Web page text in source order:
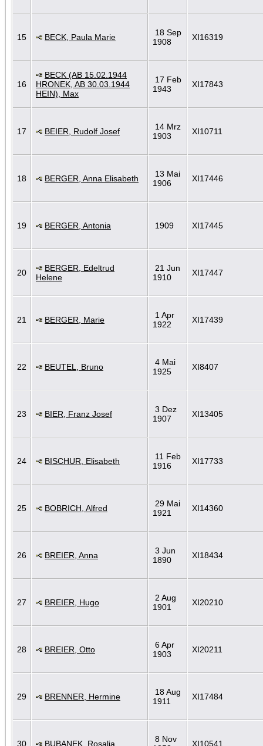
15 BECK, Paula Marie
18 Sep
1908
XI16319
16
BECK (AB 15.02.1944
HRONEK, AB 30.03.1944
HEIN), Max
17 Feb
1943
XI17843
17 BEIER, Rudolf Josef
14 Mrz
1903
XI10711
18 BERGER, Anna Elisabeth
13 Mai
1906
XI17446
19 BERGER, Antonia 1909 XI17445
20
BERGER, Edeltrud
Helene
21 Jun
1910
XI17447
21 BERGER, Marie
1 Apr
1922
XI17439
22 BEUTEL, Bruno
4 Mai
1925
XI8407
23 BIER, Franz Josef
3 Dez
1907
XI13405
24 BISCHUR, Elisabeth
11 Feb
1916
XI17733
25 BOBRICH, Alfred
29 Mai
1921
XI14360
26 BREIER, Anna
3 Jun
1890
XI18434
27 BREIER, Hugo
2 Aug
1901
XI20210
28 BREIER, Otto
6 Apr
1903
XI20211
29 BRENNER, Hermine
18 Aug
1911
XI17484
30 BUBANEK, Rosalia
8 Nov
XI10541